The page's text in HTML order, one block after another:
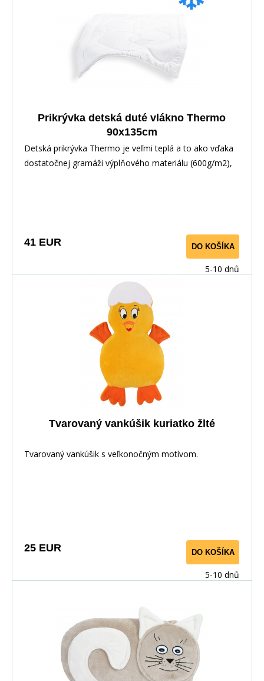
Prikrývka detská duté vlákno Thermo
90x135cm
Detská prikrývka Thermo je veľmi teplá a to ako vďaka
dostatočnej gramáži výplňového materiálu (600g/m2),
na výrobu sú vhodné pre deti do troch rokov.
41 EUR DO KOŠÍKA
5-10 dnů
Tvarovaný vankúšik kuriatko žlté
Tvarovaný vankúšik s veľkonočným motívom.
25 EUR DO KOŠÍKA
5-10 dnů